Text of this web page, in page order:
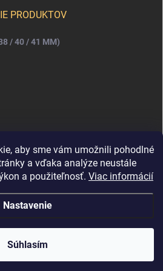
aby sme vám umožnili pohodlné
a vďaka analýze neustále
a použiteľnosť. Viac informácií
Nastavenie
Súhlasím
PRODUKTOV
/ 40 / 41 MM)
loopi. Všetky práva vyhradené.